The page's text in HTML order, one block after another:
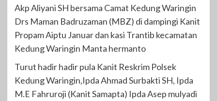
Akp Aliyani SH bersama Camat Kedung Waringin
Drs Maman Badruzaman (MBZ) di dampingi Kanit
Propam Aiptu Januar dan kasi Trantib kecamatan
Kedung Waringin Manta hermanto
Turut hadir hadir pula Kanit Reskrim Polsek
Kedung Waringin,Ipda Ahmad Surbakti SH, Ipda
M.E Fahruroji (Kanit Samapta) Ipda Asep mulyadi